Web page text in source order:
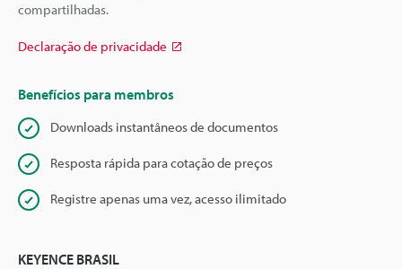
compartilhadas.
Declaração de privacidade
Benefícios para membros
Downloads instantâneos de documentos
Resposta rápida para cotação de preços
Registre apenas uma vez, acesso ilimitado
KEYENCE BRASIL